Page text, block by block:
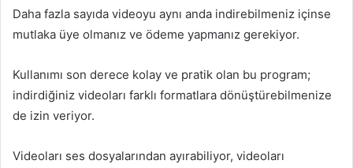
Daha fazla sayıda videoyu aynı anda indirebilmeniz içinse
mutlaka üye olmanız ve ödeme yapmanız gerekiyor.
Kullanımı son derece kolay ve pratik olan bu program;
indirdiğiniz videoları farklı formatlara dönüştürebilmenize
de izin veriyor.
Videoları ses dosyalarından ayırabiliyor, videoları